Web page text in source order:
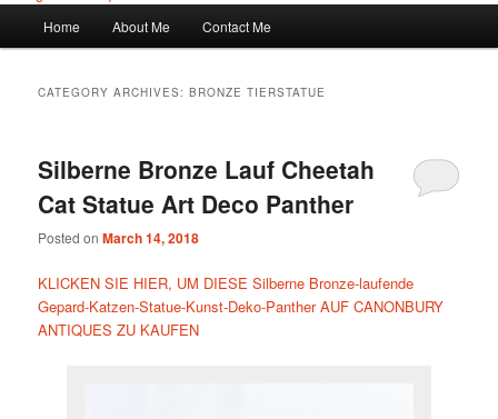
Skip
content
Skip
content
Home About Me Contact Me
CATEGORY ARCHIVES:BRONZE TIERSTATUE
Silberne Bronze Lauf Cheetah
Cat Statue Art Deco Panther
Posted onMarch 14, 2018
KLICKEN SIE HIER, UM DIESE Silberne Bronze-laufende
Gepard-Katzen-Statue-Kunst-Deko-Panther AUF CANONBURY
ANTIQUES ZU KAUFEN